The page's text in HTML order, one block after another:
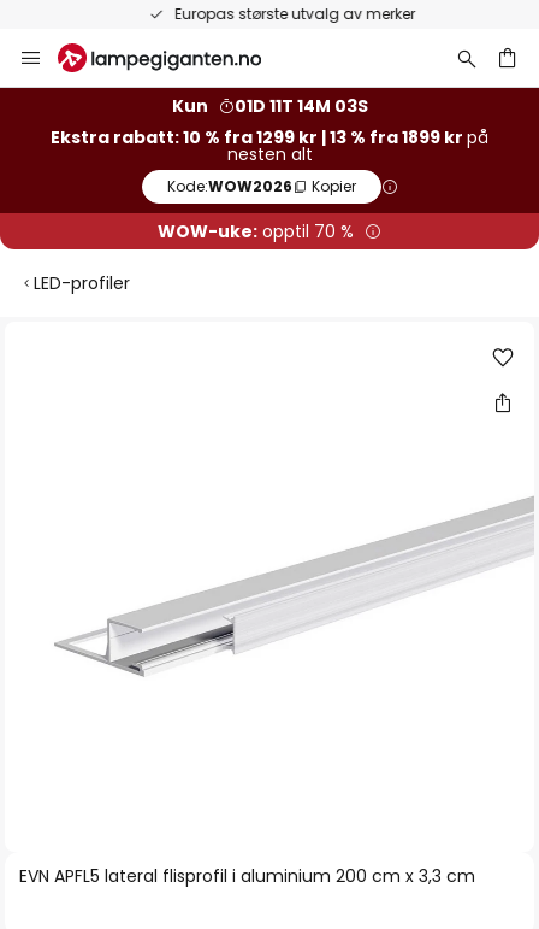
Europas største utvalg av merker
Hopp
til
Kun
01D 11T 14M 03S
Ekstra rabatt: 10 % fra 1299 kr | 13 % fra 1899 kr på
nesten alt
Kode:WOW2026 Kopier
WOW-uke: opptil 70 %
LED-profiler
Gå
EVN APFL5 lateral flisprofil i aluminium 200 cm x 3,3 cm